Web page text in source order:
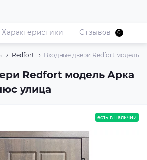
Redfort Входные двери Redfort модель
Redfort модель Арка
улица
Характеристики Отзывов 0
есть в наличии